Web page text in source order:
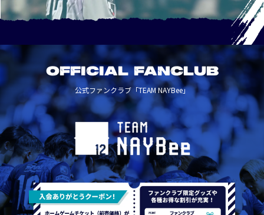
OFFICIAL FANCLUB
公式ファンクラブ「TEAM NAYBee」